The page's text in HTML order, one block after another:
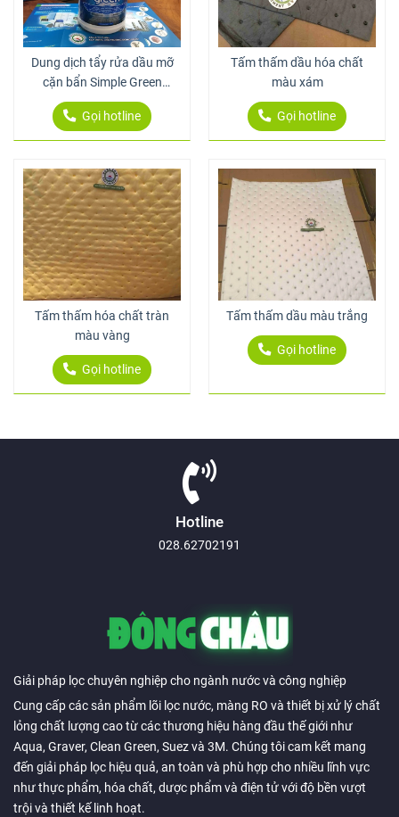
Dung dịch tẩy rửa dầu mỡ
cặn bẩn Simple Green
Extreme 3.8L
Gọi hotline
Tấm thấm dầu hóa chất
màu xám
Gọi hotline
Tấm thấm hóa chất tràn
màu vàng
Gọi hotline
Tấm thấm dầu màu trắng
Gọi hotline
Hotline
028.62702191
Giải pháp lọc chuyên nghiệp cho ngành nước và công nghiệp
Cung cấp các sản phẩm lõi lọc nước, màng RO và thiết bị xử lý chất
lỏng chất lượng cao từ các thương hiệu hàng đầu thế giới như
Aqua, Graver, Clean Green, Suez và 3M. Chúng tôi cam kết mang
đến giải pháp lọc hiệu quả, an toàn và phù hợp cho nhiều lĩnh vực
như thực phẩm, hóa chất, dược phẩm và điện tử với độ bền vượt
trội và thiết kế linh hoạt.